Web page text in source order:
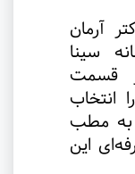
آرمان
سینا
قسمت
انتخاب
به مطب
این